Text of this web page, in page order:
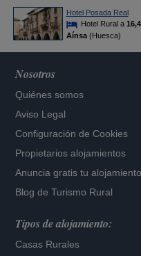
Hotel Posada Real
Hotel Rural a
Aínsa(Huesca)
Nosotros
Quiénes somos
Aviso Legal
Configuración de Cookies
Propietarios alojamientos
Anuncia gratis tu alojamiento
Blog de Turismo Rural
Tipos de alojamiento:
Casas Rurales